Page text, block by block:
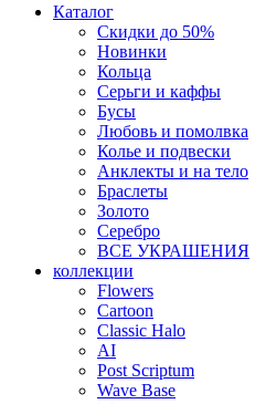
Каталог
Скидки до 50%
Новинки
Кольца
Серьги и каффы
Бусы
Любовь и помолвка
Колье и подвески
Анклекты и на тело
Браслеты
Золото
Серебро
ВСЕ УКРАШЕНИЯ
коллекции
Flowers
Cartoon
Classic Halo
AI
Post Scriptum
Wave Base